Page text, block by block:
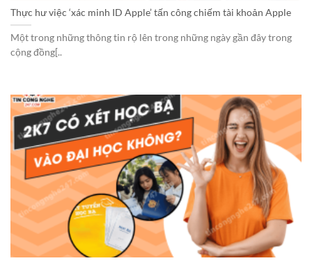
Thực hư việc ‘xác minh ID Apple’ tấn công chiếm tài khoản Apple
Một trong những thông tin rộ lên trong những ngày gần đây trong
cộng đồng[..